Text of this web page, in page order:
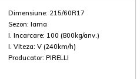
Dimensiune: 215/60R17
Sezon: Iarna
I. Incarcare: 100 (800kg/anv.)
I. Viteza: V (240km/h)
Producator: PIRELLI